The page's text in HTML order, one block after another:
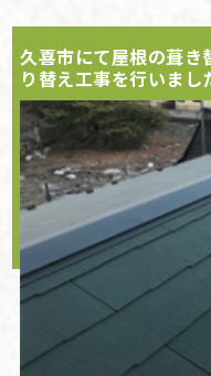
久喜市にて屋根の葺き
り替え工事を行いまし